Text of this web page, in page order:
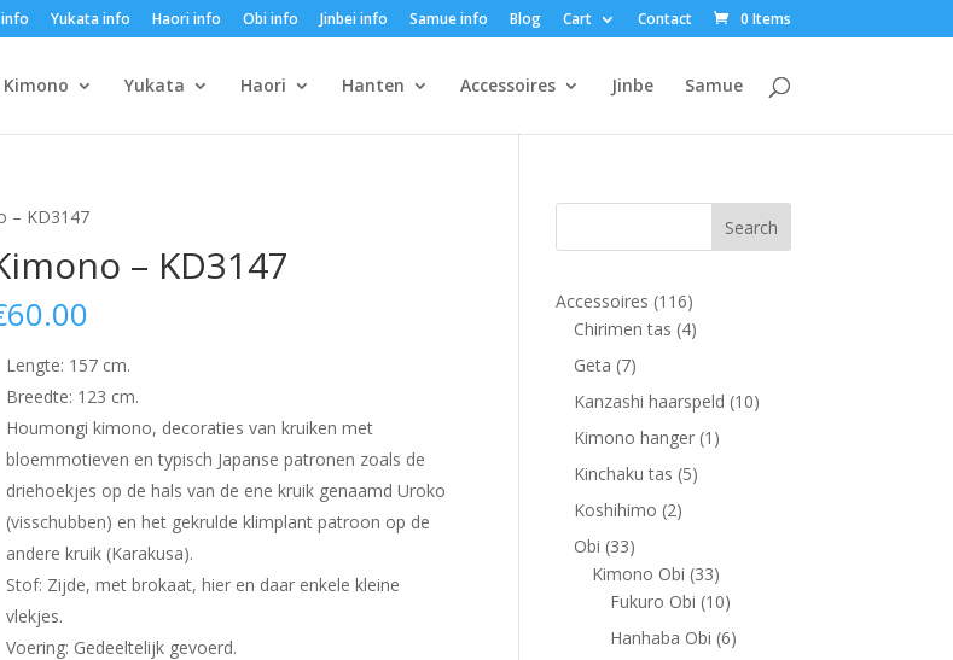
Yukata info Haori info Obi info Jinbei info Samue info Blog Cart Contact 0 Items
Kimono Yukata Haori Hanten Accessoires Jinbe Samue
– KD3147
– KD3147
60.00
Lengte: 157 cm.
Breedte: 123 cm.
Houmongi kimono, decoraties van kruiken met
bloemmotieven en typisch Japanse patronen zoals de
driehoekjes op de hals van de ene kruik genaamd Uroko
(visschubben) en het gekrulde klimplant patroon op de
andere kruik (Karakusa).
Stof: Zijde, met brokaat, hier en daar enkele kleine
vlekjes.
Voering: Gedeeltelijk gevoerd.
Accessoires 116116
products
Chirimen tas 44
Geta 77
products
Kanzashi haarspeld 1010
Kimono hanger 1 1
Kinchaku tas 55
Koshihimo 22
Obi 3333
products
Kimono Obi 3333
products
Fukuro Obi 1010
products
Hanhaba Obi 66